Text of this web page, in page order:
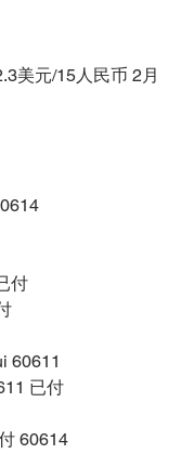
美元/15人民币 2月
付
60611
已付
60614